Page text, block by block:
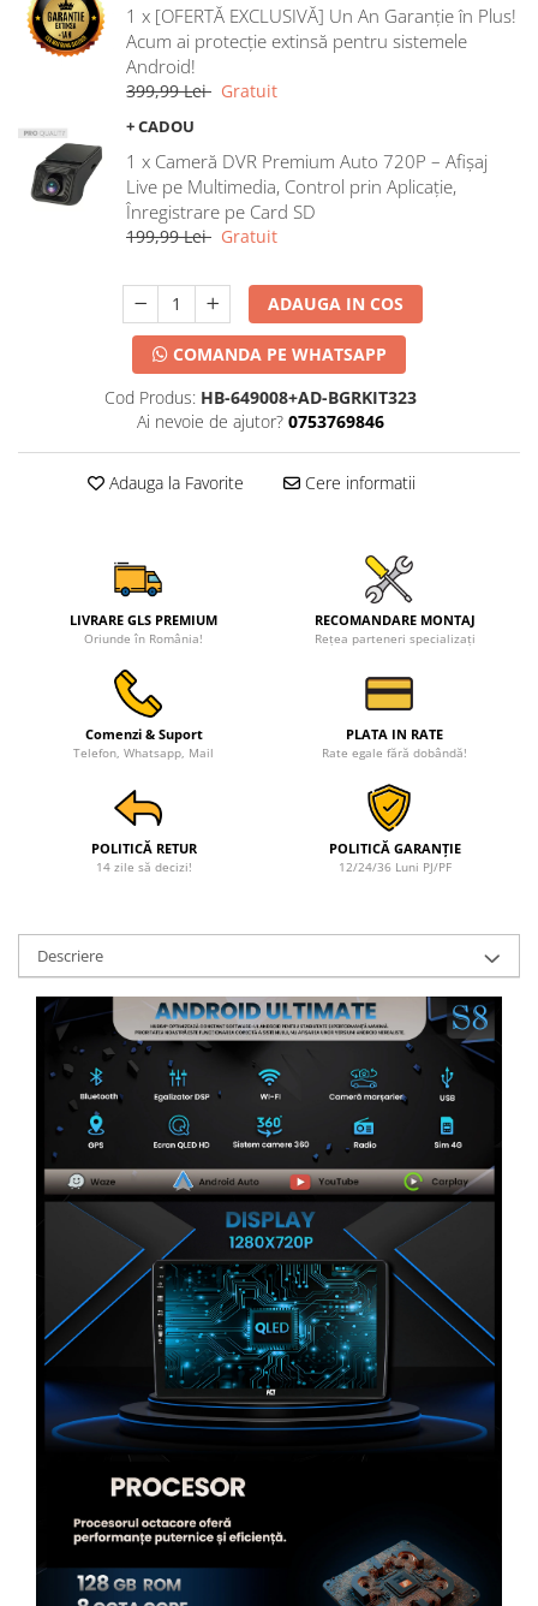
1 x [OFERTĂ EXCLUSIVĂ] Un An Garanție în Plus!
Acum ai protecție extinsă pentru sistemele
Android!
399,99 Lei Gratuit
+ CADOU
1 x Cameră DVR Premium Auto 720P – Afișaj
Live pe Multimedia, Control prin Aplicație,
Înregistrare pe Card SD
199,99 Lei Gratuit
ADAUGA IN COS
COMANDA PE WHATSAPP
Cod Produs: HB-649008+AD-BGRKIT323
Ai nevoie de ajutor? 0753769846
Adauga la Favorite Cere informatii
LIVRARE GLS PREMIUM
Oriunde în România!
RECOMANDARE MONTAJ
Rețea parteneri specializați
Comenzi & Suport
Telefon, Whatsapp, Mail
PLATA IN RATE
Rate egale fără dobândă!
POLITICĂ RETUR
14 zile să decizi!
POLITICĂ GARANȚIE
12/24/36 Luni PJ/PF
Descriere